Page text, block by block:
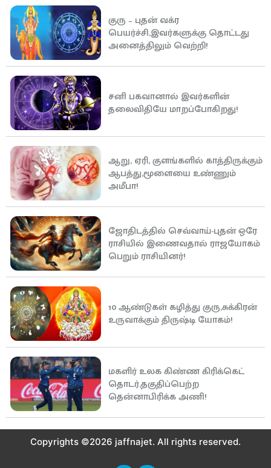
குரு – புதன் வக்ர
பெயர்ச்சி,இவர்களுக்கு தொட்டது
அனைத்திலும் வெற்றி!
சனி பகவானால் இவர்களின்
தலைவிதியே மாறப்போகிறது!
ஆறு, ஏரி, குளங்களில் காத்திருக்கும்
ஆபத்து,மூளையை உண்ணும்
அமீபா!
ஜோதிடத்தில் செவ்வாய்-புதன் ஒரே
ராசியில் இணைவதால் ராஜயோகம்
பெறும் ராசியினர்!
10 ஆண்டுகள் கழித்து குரு,சுக்கிரன்
உருவாக்கும் திருஷ்டி யோகம்!
மகளிர் உலக கிண்ண கிரிக்கெட்
தொடர்,தகுதிப்பெற்ற
தென்னாபிரிக்க அணி!
Copyrights ©2026 jaffnajet. All rights reserved.